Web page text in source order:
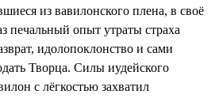
из вавилонского плена, в своё
печальный опыт утраты страха
идолопоклонство и сами
Творца. Силы иудейского
с лёгкостью захватил